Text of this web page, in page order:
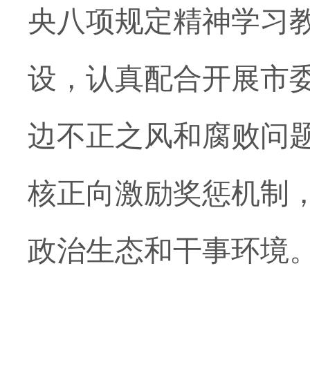
央八项规定精神学习
设，认真配合开展市
边不正之风和腐败问
核正向激励奖惩机制
政治生态和干事环境